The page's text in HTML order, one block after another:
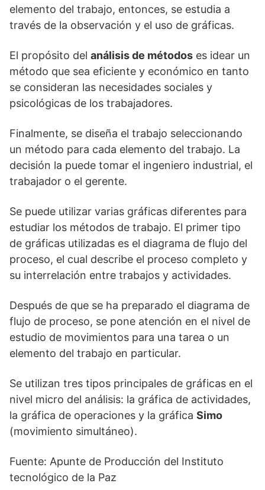
elemento del trabajo, entonces, se estudia a
través de la observación y el uso de gráficas.
El propósito del análisis de métodos es idear un
método que sea eficiente y económico en tanto
se consideran las necesidades sociales y
psicológicas de los trabajadores.
Finalmente, se diseña el trabajo seleccionando
un método para cada elemento del trabajo. La
decisión la puede tomar el ingeniero industrial, el
trabajador o el gerente.
Se puede utilizar varias gráficas diferentes para
estudiar los métodos de trabajo. El primer tipo
de gráficas utilizadas es el diagrama de flujo del
proceso, el cual describe el proceso completo y
su interrelación entre trabajos y actividades.
Después de que se ha preparado el diagrama de
flujo de proceso, se pone atención en el nivel de
estudio de movimientos para una tarea o un
elemento del trabajo en particular.
Se utilizan tres tipos principales de gráficas en el
nivel micro del análisis: la gráfica de actividades,
la gráfica de operaciones y la gráfica Simo
(movimiento simultáneo).
Fuente: Apunte de Producción del Instituto
tecnológico de la Paz